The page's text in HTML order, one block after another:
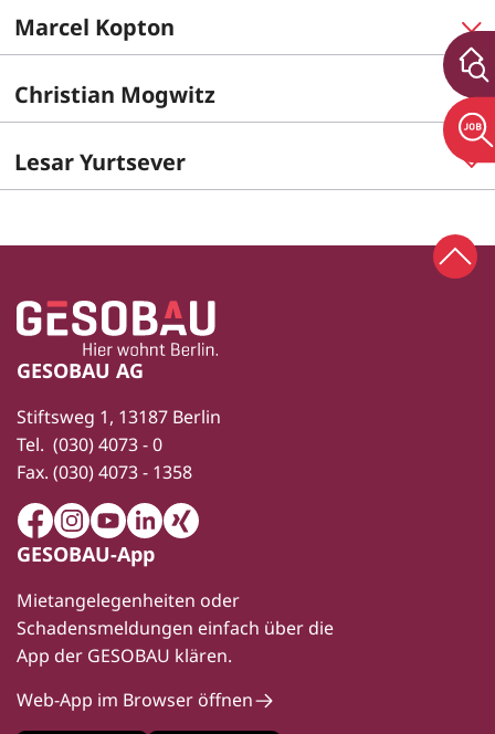
Marcel Kopton
Christian Mogwitz
Lesar Yurtsever
Fußbereich
Zur Startseite
GESOBAU AG
Stiftsweg 1, 13187 Berlin
Tel. (030) 4073 - 0
Fax. (030) 4073 - 1358
FacebookInstagram
YoutubeLinkedIn
Xing
GESOBAU-App
Mietangelegenheiten oder
Schadensmeldungen einfach über die
App der GESOBAU klären.
Web-App im Browser öffnen